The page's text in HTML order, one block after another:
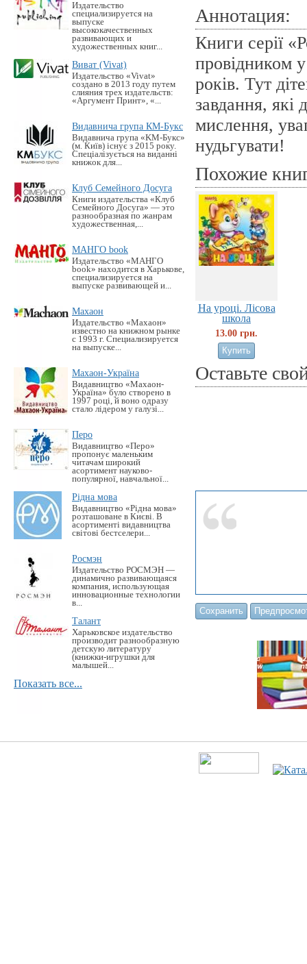
Издательство
специализируется на
выпуске
высококачественных
развивающих и
художественных книг...
Виват (Vivat)
Издательство «Vivat»
создано в 2013 году путем
слияния трех издательств:
«Аргумент Принт», «...
Видавнича група КМ-Букс
Видавнича група «KM-Букс»
(м. Київ) існує з 2015 року.
Спеціалізується на виданні
книжок для...
Клуб Семейного Досуга
Книги издательства «Клуб
Семейного Досуга» — это
разнообразная по жанрам
художественная,...
МАНГО book
Издательство «MАНГО
book» находится в Харькове,
специализируется на
выпуске развивающей и...
Махаон
Издательство «Махаон»
известно на книжном рынке
с 1993 г. Специализируется
на выпуске...
Махаон-Україна
Видавництво «Махаон-
Україна» було створено в
1997 році, й воно одразу
стало лідером у галузі...
Перо
Видавництво «Перо»
пропонує маленьким
читачам широкий
асортимент науково-
популярної, навчальної...
Рідна мова
Видавництво «Рідна мова»
розташоване в Києві. В
асортименті видавництва
світові бестселери...
Росмэн
Издательство РОСМЭН —
динамично развивающаяся
компания, использующая
инновационные технологии
в...
Талант
Харьковское издательство
производит разнообразную
детскую литературу
(книжки-игрушки для
малышей...
Показать все...
Аннотация:
Книги серії
провідником
років. Тут
завдання, які
мислення,
нудьгувати!
Похожие
На уроці. Лісова
школа
13.00 грн.
Оставьте